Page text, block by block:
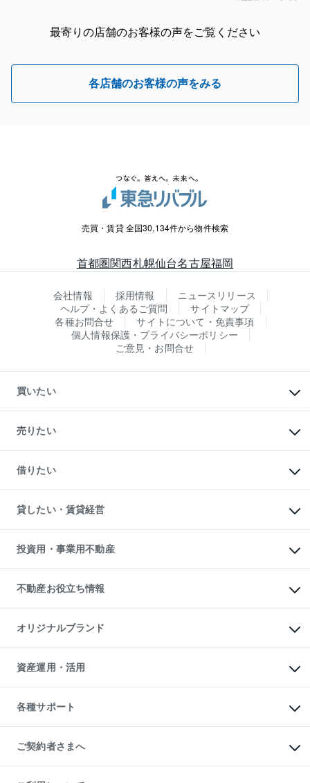
最寄りの店舗のお客様の声をご覧ください
各店舗のお客様の声をみる
売買・賃貸 全国30,134件から物件検索
首都圏関西札幌仙台名古屋福岡
会社情報 採用情報
ニュースリリース
ヘルプ・よくあるご質問
サイトマップ
各種お問合せ
サイトについて・免責事項
個人情報保護・プライバシーポリシー
ご意見・お問合せ
買いたい
新築・分譲マンションの購入
中古マンションの購入
一戸建ての購入
中古一戸建ての購入
不動産購入の流れ
注目キーワード物件特集
購入ガイド
English 繁体中文簡体中文
売りたい
一戸建ての売却・査定
土地の売却・査定
スピードAI査定
不動産査定について
不動産売却の流れ
不動産買換えの流れ
売却ガイド
借りたい
オフィス・店舗の賃貸
借りるときの流れ
借りるガイド
貸したい・賃貸経営
マンション賃料データ
賃貸管理プラン
リロケーションについて
貸すガイド
投資用・事業用不動産
事業用不動産
マンション投資
投資用マンション
アパート経営
収益物件
ビル購入（ビル一棟）
投資用不動産の売却査定
事業用不動産の売却査定
不動産お役立ち情報
マンションライブラリー
人気マンションランキング
暮らしに役立つ不動産メディア
不動産相場・不動産価格情報
不動産コラム・ニュース
不動産用語集
不動産なんでもネット相談室
住まいの税金
オリジナルブランド
一棟リノベーションマンション
L`GENTE（ルジェンテ）
区分リノベーションマンション
投資用一棟レジデンスWELL
不動産小口投資
LEGACIA（レガシア）
資産運用・活用
不動産M&A
アセットマネジメント・出資
各種サポート
相続サポート
リフォームサポート
ご契約者さまへ